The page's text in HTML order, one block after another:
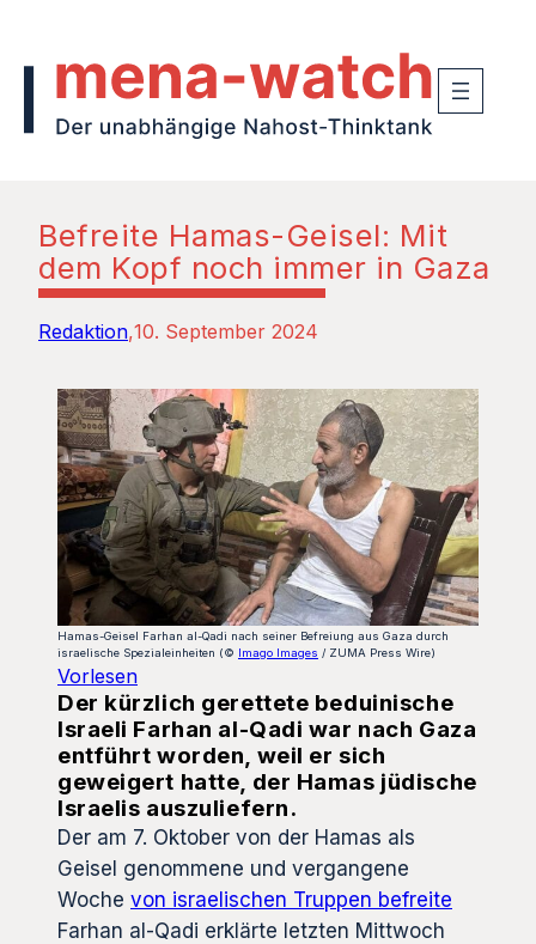
Befreite Hamas-Geisel: Mit
dem Kopf noch immer in Gaza
Redaktion 10. September 2024
Hamas-Geisel Farhan al-Qadi nach seiner Befreiung aus Gaza durch
israelische Spezialeinheiten (© Imago Images / ZUMA Press Wire)
Vorlesen
Der kürzlich gerettete beduinische
Israeli Farhan al-Qadi war nach Gaza
entführt worden, weil er sich
geweigert hatte, der Hamas jüdische
Israelis auszuliefern.
Der am 7. Oktober von der Hamas als
Geisel genommene und vergangene
Woche von israelischen Truppen befreite
Farhan al-Qadi erklärte letzten Mittwoch